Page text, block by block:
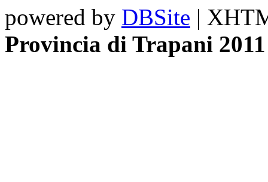
powered by DBSite |
Provincia di Trapani 2011